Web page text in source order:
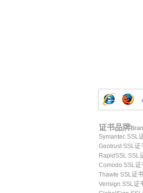
证书品牌
Symantec SSL
Geotrust SSL证
RapidSSL SSL
Comodo SSL证
Thawte SSL证书
Verisign SSL证